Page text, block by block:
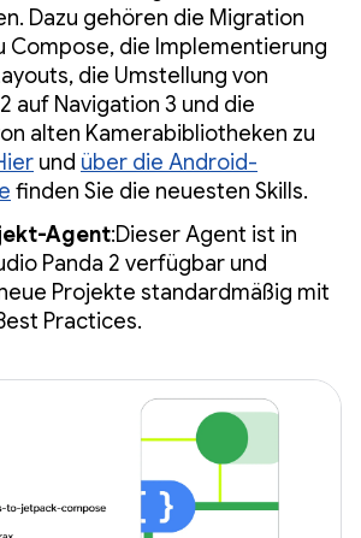
Dazu gehören die Migration
Compose, die Implementierung
die Umstellung von
auf Navigation 3 und die
alten Kamerabibliotheken zu
und über die Android-
finden Sie die neuesten Skills.
Agent:Dieser Agent ist in
Panda 2 verfügbar und
Projekte standardmäßig mit
Practices.